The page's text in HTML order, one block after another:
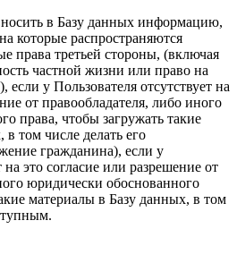
в Базу данных информацию,
которые распространяются
права третьей стороны, (включая
частной жизни или право на
у Пользователя отсутствует на
от правообладателя, либо иного
права, чтобы загружать такие
том числе делать его
гражданина), если у
на это согласие или разрешение от
юридически обоснованного
материалы в Базу данных, в том